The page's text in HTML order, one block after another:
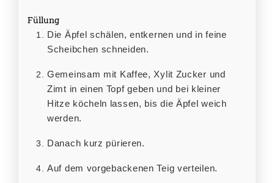
Füllung
Die Äpfel schälen, entkernen und in feine
Scheibchen schneiden.
Gemeinsam mit Kaffee, Xylit Zucker und
Zimt in einen Topf geben und bei kleiner
Hitze köcheln lassen, bis die Äpfel weich
werden.
Danach kurz pürieren.
Auf dem vorgebackenen Teig verteilen.